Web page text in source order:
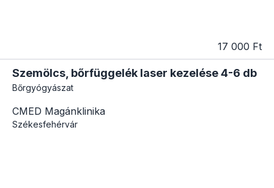
17 000 Ft
Szemölcs, bőrfüggelék laser kezelése 4-6 db
Bőrgyógyászat
CMED Magánklinika
Székesfehérvár